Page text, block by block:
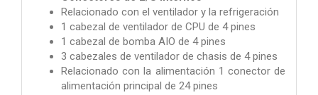
Relacionado con el ventilador y la refrigeración
1 cabezal de ventilador de CPU de 4 pines
1 cabezal de bomba AIO de 4 pines
3 cabezales de ventilador de chasis de 4 pines
Relacionado con la alimentación 1 conector de
alimentación principal de 24 pines